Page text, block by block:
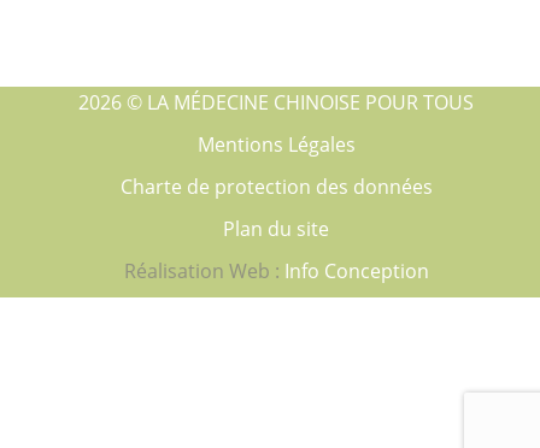
2026 © LA MÉDECINE CHINOISE POUR TOUS
Mentions Légales
Charte de protection des données
Plan du site
Réalisation Web : Info Conception